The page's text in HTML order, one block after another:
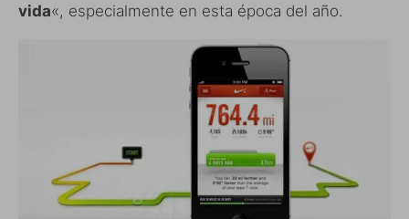
vida«, especialmente en esta época del año.